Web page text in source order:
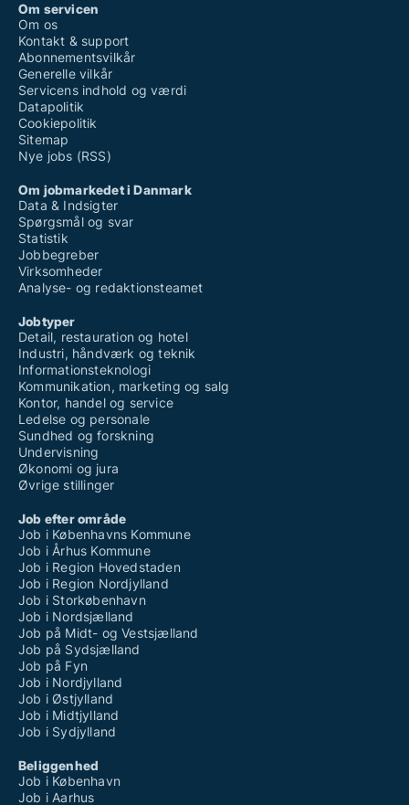
Om servicen
Om os
Kontakt & support
Abonnementsvilkår
Generelle vilkår
Servicens indhold og værdi
Datapolitik
Cookiepolitik
Sitemap
Nye jobs (RSS)
Om jobmarkedet i Danmark
Data & Indsigter
Spørgsmål og svar
Statistik
Jobbegreber
Virksomheder
Analyse- og redaktionsteamet
Jobtyper
Detail, restauration og hotel
Industri, håndværk og teknik
Informationsteknologi
Kommunikation, marketing og salg
Kontor, handel og service
Ledelse og personale
Sundhed og forskning
Undervisning
Økonomi og jura
Øvrige stillinger
Job efter område
Job i Københavns Kommune
Job i Århus Kommune
Job i Region Hovedstaden
Job i Region Nordjylland
Job i Storkøbenhavn
Job i Nordsjælland
Job på Midt- og Vestsjælland
Job på Sydsjælland
Job på Fyn
Job i Nordjylland
Job i Østjylland
Job i Midtjylland
Job i Sydjylland
Beliggenhed
Job i København
Job i Aarhus